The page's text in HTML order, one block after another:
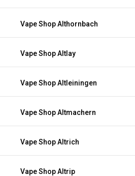
Vape Shop Althornbach
Vape Shop Altlay
Vape Shop Altleiningen
Vape Shop Altmachern
Vape Shop Altrich
Vape Shop Altrip